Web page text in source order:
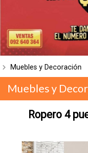
Muebles y Decoración
Muebles y
Ropero 4